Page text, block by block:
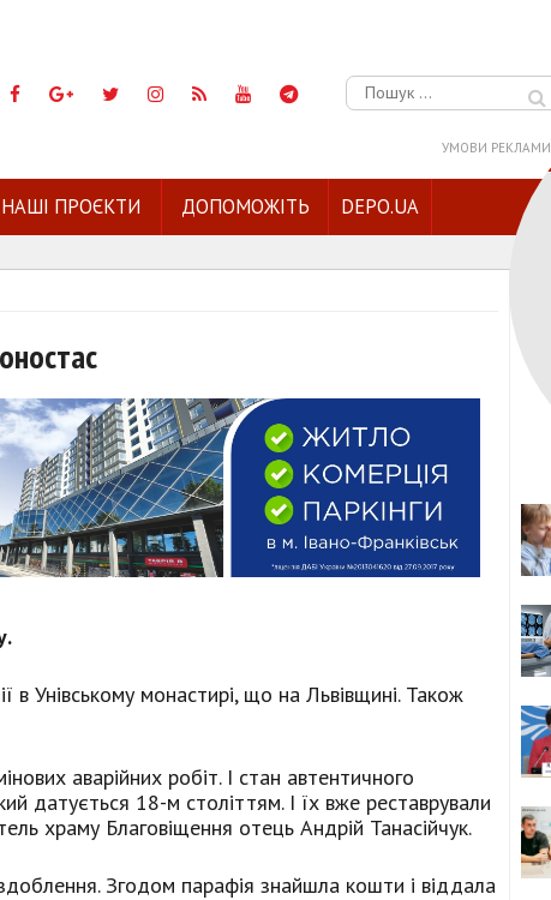
Пошук:
УМОВИ РЕКЛАМИ
НАШІ ПРОЄКТИ ДОПОМОЖІТЬ DEPO.UA
в Унівському монастирі, що на Львівщині. Також
аварійних робіт. І стан автентичного
датується 18-м століттям. І їх вже реставрували
храму Благовіщення отець Андрій Танасійчук.
Згодом парафія знайшла кошти і віддала